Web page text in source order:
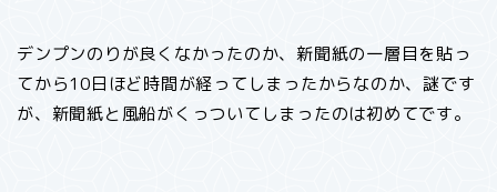
デンプンのりが良くなかったのか、新聞紙の一層目を貼っ
てから10日ほど時間が経ってしまったからなのか、謎です
が、新聞紙と風船がくっついてしまったのは初めてです。